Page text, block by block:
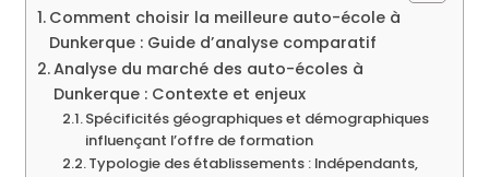
Comment choisir la meilleure auto-école à
Dunkerque : Guide d’analyse comparatif
Analyse du marché des auto-écoles à
Dunkerque : Contexte et enjeux
Spécificités géographiques et démographiques
influençant l’offre de formation
Typologie des établissements : Indépendants,